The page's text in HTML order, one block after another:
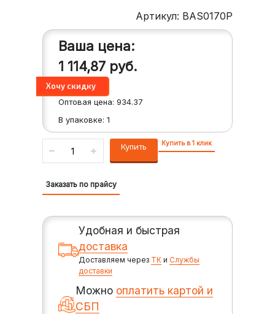
Артикул: BAS0170P
Ваша цена:
1 114,87 руб.
Оптовая цена: 934.37
В упаковке: 1
Купить Купить в 1 клик
Заказать по прайсу
Удобная и быстрая
доставка
Доставляем через ТК иСлужбы
доставки
Можно оплатить картой и
СБП